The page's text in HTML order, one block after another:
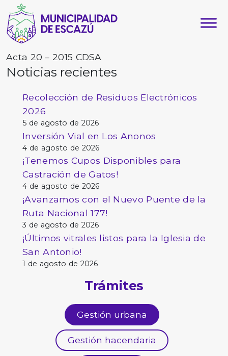
Acta 20 – 2015 CDSA
Noticias recientes
Recolección de Residuos Electrónicos
2026
5 de agosto de 2026
Inversión Vial en Los Anonos
4 de agosto de 2026
¡Tenemos Cupos Disponibles para
Castración de Gatos!
4 de agosto de 2026
¡Avanzamos con el Nuevo Puente de la
Ruta Nacional 177!
3 de agosto de 2026
¡Últimos vitrales listos para la Iglesia de
San Antonio!
1 de agosto de 2026
Trámites
Gestión urbana
Gestión hacendaria